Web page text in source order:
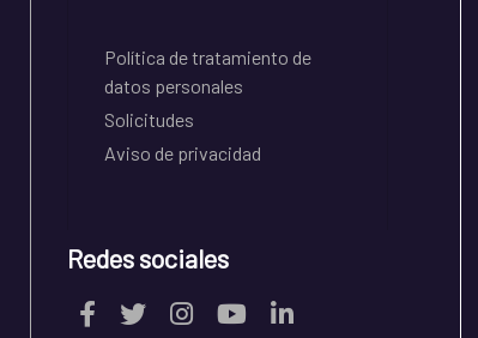
Política de tratamiento de
datos personales
Solicitudes
Aviso de privacidad
Redes sociales